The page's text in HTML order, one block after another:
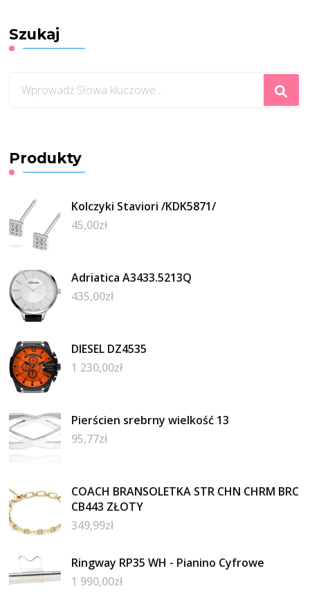
Szukaj
czegoś?
Produkty
Kolczyki Staviori /KDK5871/
45,00zł
Adriatica A3433.5213Q
435,00zł
DIESEL DZ4535
1 230,00zł
Pierścien srebrny wielkość 13
95,77zł
COACH BRANSOLETKA STR CHN CHRM BRC
CB443 ZŁOTY
349,99zł
Ringway RP35 WH - Pianino Cyfrowe
1 990,00zł